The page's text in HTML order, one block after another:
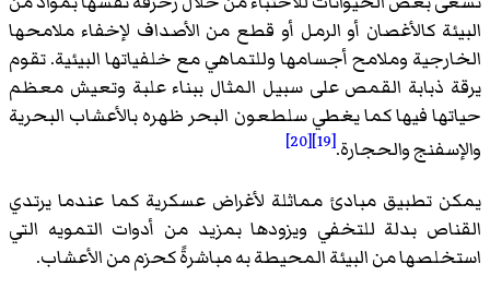
البيئة كالأغصان أو الرمل أو قطع من الأصداف لإخفاء ملامحها
الخارجية وملامح أجسامها وللتماهي مع خلفياتها البيئية. تقوم
يرقة ذبابة القمص على سبيل المثال ببناء علبة وتعيش معظم
حياتها فيها كما يغطي سلطعون البحر ظهره بالأعشاب البحرية
والإسفنج والحجارة.[19]
[20]
يمكن تطبيق مبادئ مماثلة لأغراض عسكرية كما عندما يرتدي
القناص بدلة للتخفي ويزودها بمزيد من أدوات التمويه التي
استخلصها من البيئة المحيطة به مباشرةً كحزم من الأعشاب.